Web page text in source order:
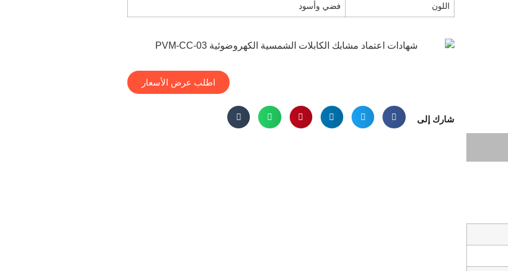
اللون فضي وأسود
اطلب عرض الأسعار
شارك إلى